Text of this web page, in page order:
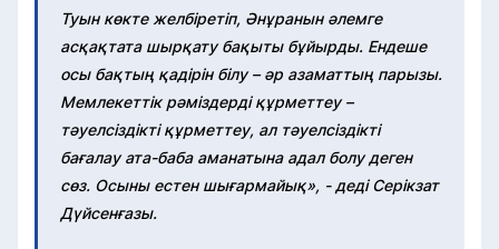
Туын көкте желбіретіп, Әнұранын әлемге
асқақтата шырқату бақыты бұйырды. Ендеше
осы бақтың қадірін білу – әр азаматтың парызы.
Мемлекеттік рәміздерді құрметтеу –
тәуелсіздікті құрметтеу, ал тәуелсіздікті
бағалау ата-баба аманатына адал болу деген
сөз. Осыны естен шығармайық», - деді Серікзат
Дүйсенғазы.